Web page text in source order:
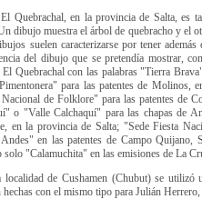
El Quebrachal, en la provincia de Salta, es
dibujo muestra el árbol de quebracho y el
suelen caracterizarse por tener
del dibujo que se pretendía mostrar,
El Quebrachal con las palabras "Tierra
para las patentes de Molinos,
de Folklore" para las patentes de
o "Valle Calchaquí" para las chapas de
en la provincia de Salta; "Sede Fiesta
en las patentes de Campo
solo "Calamuchita" en las emisiones de La
localidad de Cushamen (Chubut) se utilizó
con el mismo tipo para Julián